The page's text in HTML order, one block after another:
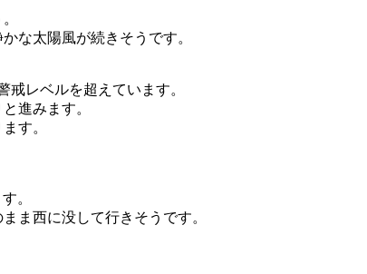
な太陽風が続きそうです。
戒レベルを超えています。
進みます。
す。
。
ま西に没して行きそうです。